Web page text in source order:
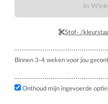
In
Stof- /
Binnen 3-4 weken voor jou
Onthoud mijn ingevoerde